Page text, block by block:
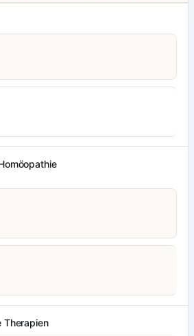
Therapien